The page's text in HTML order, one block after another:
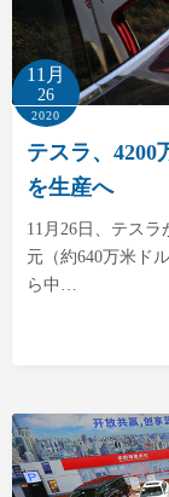
11月
26
2020
テスラ、4200
を生産へ
11月26日、テス
元（約640万米ド
ら中…